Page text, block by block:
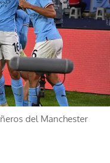
del Manchester